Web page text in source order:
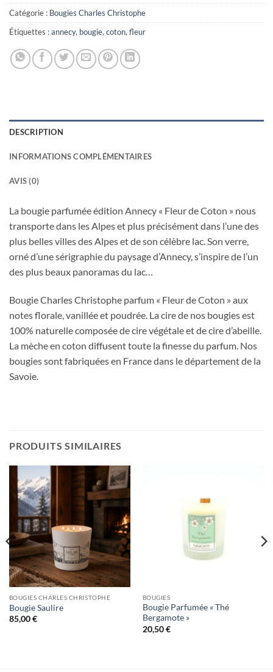
Catégorie : Bougies Charles Christophe
Étiquettes :annecy, bougie, coton, fleur
DESCRIPTION
INFORMATIONS COMPLÉMENTAIRES
AVIS (0)
La bougie parfumée édition Annecy « Fleur de Coton » nous
transporte dans les Alpes et plus précisément dans l’une des
plus belles villes des Alpes et de son célèbre lac. Son verre,
orné d’une sérigraphie du paysage d’Annecy, s’inspire de l’un
des plus beaux panoramas du lac…
Bougie Charles Christophe parfum « Fleur de Coton » aux
notes florale, vanillée et poudrée. La cire de nos bougies est
100% naturelle composée de cire végétale et de cire d’abeille.
La mèche en coton diffusent toute la finesse du parfum. Nos
bougies sont fabriquées en France dans le département de la
Savoie.
PRODUITS SIMILAIRES
BOUGIES CHARLES CHRISTOPHE
Bougie Saulire
85,00€
BOUGIES
Bougie Parfumée « Thé
Bergamote »
20,50€